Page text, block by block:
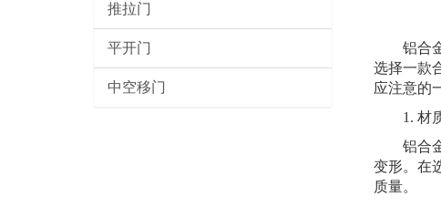
推拉门
平开门
中空移门
铝合金
选择一款
应注意的
1. 材
铝合金
变形。在
质量。